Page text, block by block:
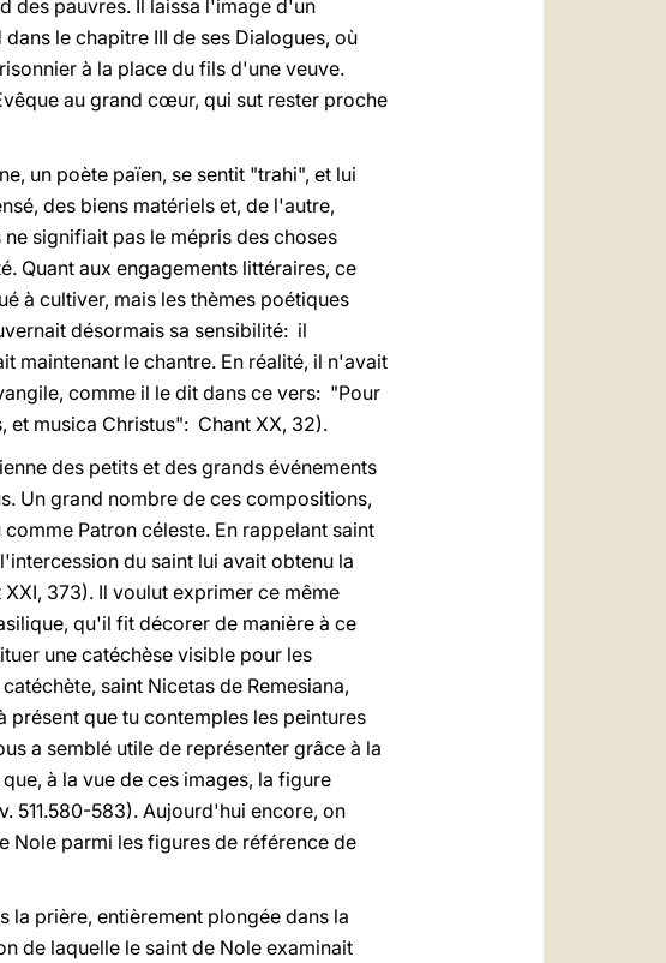
des pauvres. Il laissa l'image d'un
le chapitre III de ses Dialogues, où
à la place du fils d'une veuve.
au grand cœur, qui sut rester proche
un poète païen, se sentit "trahi", et lui
des biens matériels et, de l'autre,
signifiait pas le mépris des choses
Quant aux engagements littéraires, ce
à cultiver, mais les thèmes poétiques
désormais sa sensibilité: il
maintenant le chantre. En réalité, il n'avait
comme il le dit dans ce vers: "Pour
et musica Christus": Chant XX, 32).
des petits et des grands événements
Un grand nombre de ces compositions,
Patron céleste. En rappelant saint
du saint lui avait obtenu la
373). Il voulut exprimer ce même
qu'il fit décorer de manière à ce
une catéchèse visible pour les
saint Nicetas de Remesiana,
que tu contemples les peintures
a semblé utile de représenter grâce à la
à la vue de ces images, la figure
511.580-583). Aujourd'hui encore, on
Nole parmi les figures de référence de
la prière, entièrement plongée dans la
de laquelle le saint de Nole examinait